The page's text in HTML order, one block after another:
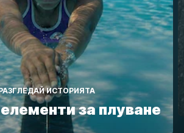
ИСТОРИЯТА
обувка за
бягане